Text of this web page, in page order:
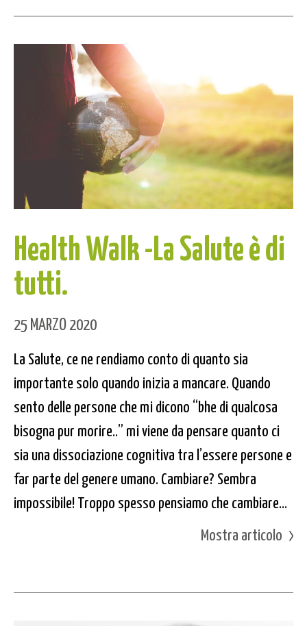
Health Walk -La Salute è di
tutti.
25 MARZO 2020
La Salute, ce ne rendiamo conto di quanto sia
importante solo quando inizia a mancare. Quando
sento delle persone che mi dicono “bhe di qualcosa
bisogna pur morire..” mi viene da pensare quanto ci
sia una dissociazione cognitiva tra l’essere persone e
far parte del genere umano. Cambiare? Sembra
impossibile! Troppo spesso pensiamo che cambiare...
Mostra articolo